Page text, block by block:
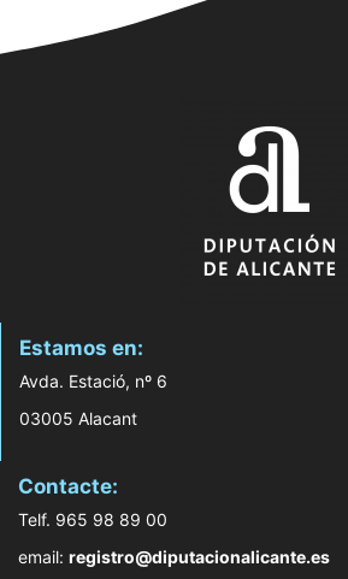
Estamos en:
Avda. Estació, nº 6
03005 Alacant
Contacte:
Telf. 965 98 89 00
email: registro@diputacionalicante.es